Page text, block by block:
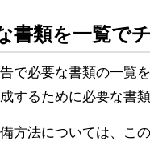
書類を一覧で
で必要な書類の一覧
するために必要な書
方法については、こ